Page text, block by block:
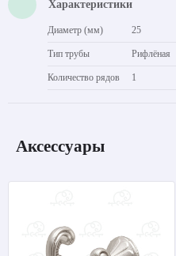
Характеристики
Диаметр (мм) 25
Тип трубы Рифлёная
Количество рядов 1
Аксессуары